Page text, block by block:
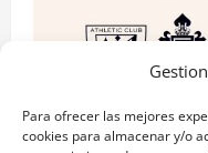
Para ofrecer las mejores
cookies para almacenar y/o